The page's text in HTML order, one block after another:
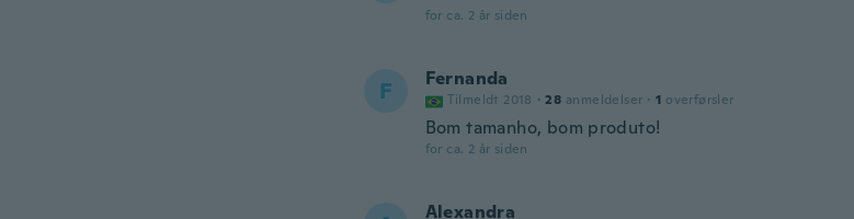
for ca. 2 år siden
F Fernanda
Tilmeldt 2018 · 28 anmeldelser · 1 overførsler
Bom tamanho, bom produto!
for ca. 2 år siden
Alexandra